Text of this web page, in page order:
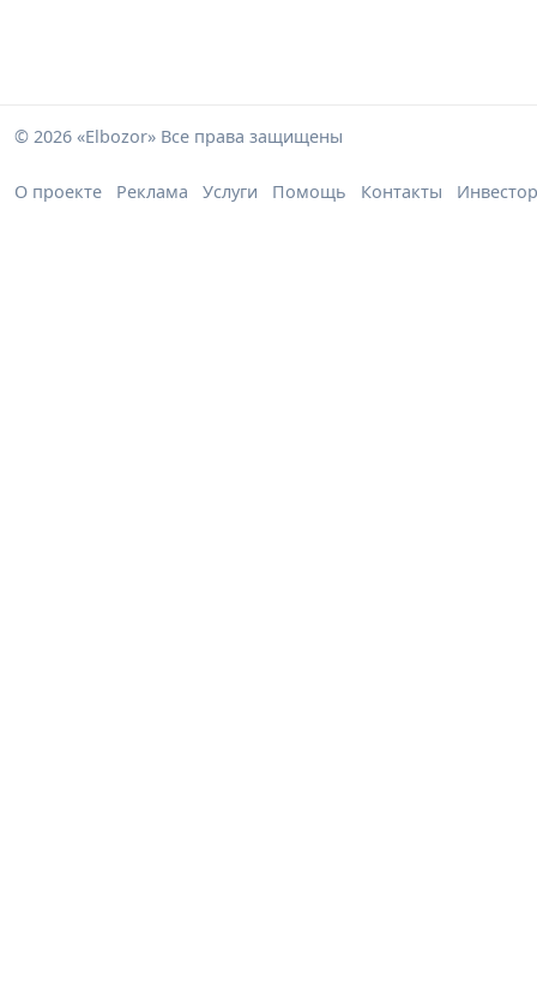
© 2026 «Elbozor» Все права защищены
О проекте Реклама Услуги Помощь Контакты